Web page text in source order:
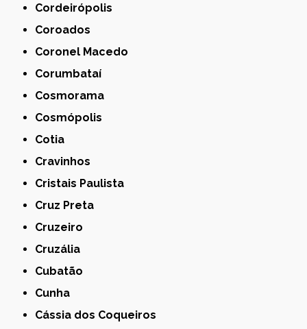
Cordeirópolis
Coroados
Coronel Macedo
Corumbataí
Cosmorama
Cosmópolis
Cotia
Cravinhos
Cristais Paulista
Cruz Preta
Cruzeiro
Cruzália
Cubatão
Cunha
Cássia dos Coqueiros